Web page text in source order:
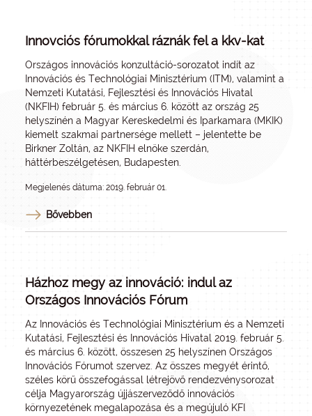
Innovciós fórumokkal ráznák fel a kkv-kat
Országos innovációs konzultáció-sorozatot indít az
Innovációs és Technológiai Minisztérium (ITM), valamint a
Nemzeti Kutatási, Fejlesztési és Innovációs Hivatal
(NKFIH) február 5. és március 6. között az ország 25
helyszínén a Magyar Kereskedelmi és Iparkamara (MKIK)
kiemelt szakmai partnersége mellett – jelentette be
Birkner Zoltán, az NKFIH elnöke szerdán,
háttérbeszélgetésen, Budapesten.
Megjelenés dátuma: 2019. február 01.
Bővebben
Házhoz megy az innováció: indul az
Országos Innovációs Fórum
Az Innovációs és Technológiai Minisztérium és a Nemzeti
Kutatási, Fejlesztési és Innovációs Hivatal 2019. február 5.
és március 6. között, összesen 25 helyszínen Országos
Innovációs Fórumot szervez. Az összes megyét érintő,
széles körű összefogással létrejövő rendezvénysorozat
célja Magyarország újjászerveződő innovációs
környezetének megalapozása és a megújuló KFI